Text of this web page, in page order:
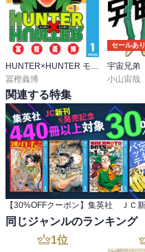
冨樫義博
セールあり
宇宙兄弟
小山宙哉
関連する特集
同じジャンルのランキング
1位